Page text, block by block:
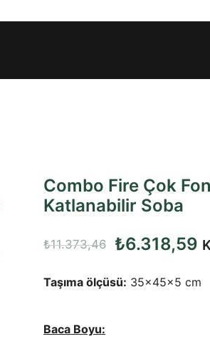
Combo Fire Çok
Katlanabilir Soba
₺11.373,46
Orijinal
₺6.318,59
Taşıma ölçüsü: 35x45x5 cm
Baca Boyu: